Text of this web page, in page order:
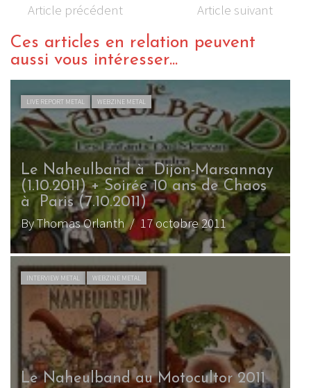
Article précédent Article suivant
Ces articles en relation peuvent
aussi vous intéresser...
LIVE REPORT METAL WEBZINE METAL
Le Naheulband à Dijon-Marsannay
(1.10.2011) + Soirée 10 ans de Chaos
à Paris (7.10.2011)
By Thomas Orlanth/ 17 octobre 2011
INTERVIEW METAL WEBZINE METAL
Le Naheulband au Motocultor 2011